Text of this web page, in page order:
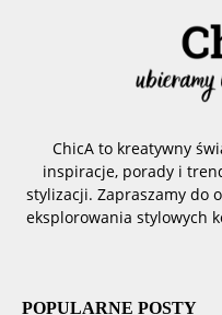
ChicA to kreatywny
inspiracje, porady i
stylizacji. Zapraszamy do
eksplorowania stylowych
POPULARNE POSTY